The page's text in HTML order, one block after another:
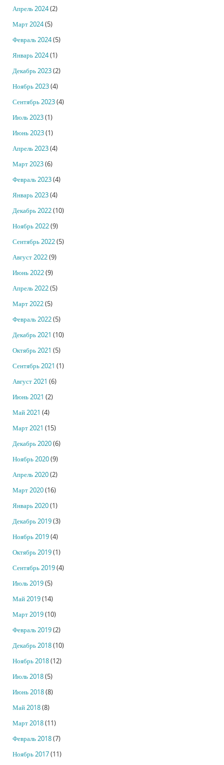
Апрель 2024(2)
Март 2024(5)
Февраль 2024(5)
Январь 2024(1)
Декабрь 2023(2)
Ноябрь 2023(4)
Сентябрь 2023(4)
Июль 2023(1)
Июнь 2023(1)
Апрель 2023(4)
Март 2023(6)
Февраль 2023(4)
Январь 2023(4)
Декабрь 2022(10)
Ноябрь 2022(9)
Сентябрь 2022(5)
Август 2022(9)
Июнь 2022(9)
Апрель 2022(5)
Март 2022(5)
Февраль 2022(5)
Декабрь 2021 (10)
Октябрь 2021 (5)
Сентябрь 2021 (1)
Август 2021 (6)
Июнь 2021 (2)
Май 2021 (4)
Март 2021 (15)
Декабрь 2020(6)
Ноябрь 2020(9)
Апрель 2020(2)
Март 2020(16)
Январь 2020(1)
Декабрь 2019(3)
Ноябрь 2019(4)
Октябрь 2019(1)
Сентябрь 2019(4)
Июль 2019(5)
Май 2019(14)
Март 2019(10)
Февраль 2019(2)
Декабрь 2018(10)
Ноябрь 2018(12)
Июль 2018(5)
Июнь 2018(8)
Май 2018(8)
Март 2018(11)
Февраль 2018(7)
Ноябрь 2017(11)